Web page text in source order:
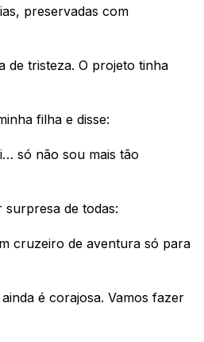
preservadas com
de tristeza. O projeto tinha
filha e disse:
só não sou mais tão
surpresa de todas:
cruzeiro de aventura só para
ainda é corajosa. Vamos fazer